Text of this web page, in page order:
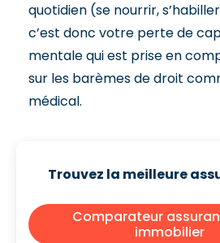
quotidien (se nourrir,
c’est donc votre perte de
mentale qui est prise en
sur les barèmes de droit
médical.
Trouvez la meilleure
Comparateur
immobilier